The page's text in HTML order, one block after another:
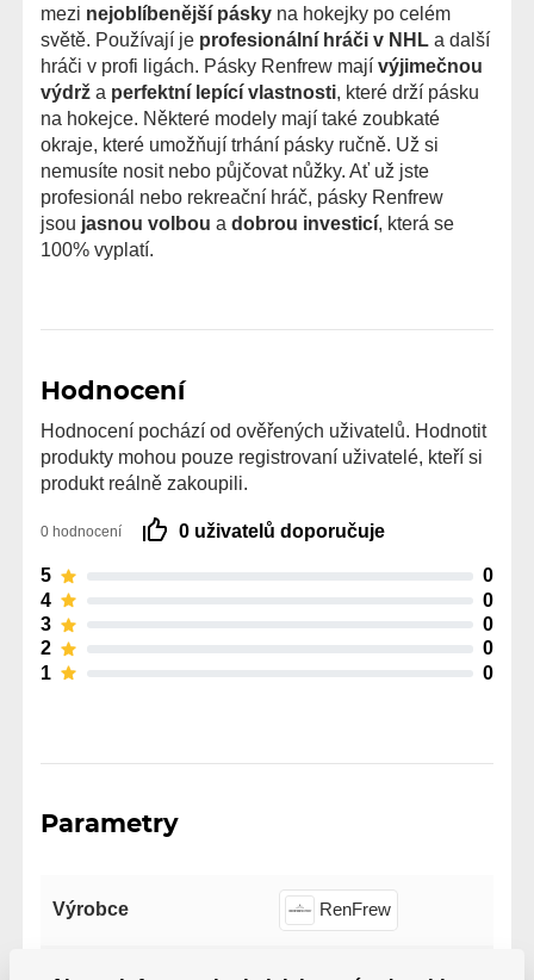
mezi nejoblíbenější pásky na hokejky po celém
světě. Používají je profesionální hráči v NHL a další
hráči v profi ligách. Pásky Renfrew majívýjimečnou
výdrž a perfektní lepící vlastnosti, které drží pásku
na hokejce. Některé modely mají také zoubkaté
okraje, které umožňují trhání pásky ručně. Už si
nemusíte nosit nebo půjčovat nůžky. Ať už jste
profesionál nebo rekreační hráč, pásky Renfrew
jsou jasnou volbou a dobrou investicí, která se
100% vyplatí.
Hodnocení
Hodnocení pochází od ověřených uživatelů. Hodnotit
produkty mohou pouze registrovaní uživatelé, kteří si
produkt reálně zakoupili.
0 hodnocení 0 uživatelů doporučuje
5
0
4
0
3
0
2
0
1
0
Parametry
Výrobce RenFrew
Barva Oranžová